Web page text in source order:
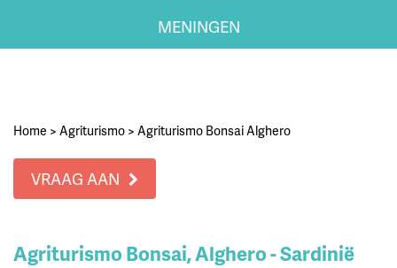
MENINGEN
Home > Agriturismo > Agriturismo Bonsai Alghero
VRAAG AAN
Agriturismo Bonsai, Alghero - Sardinië